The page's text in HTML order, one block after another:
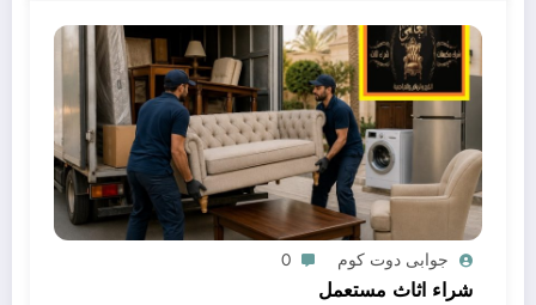
جوابى دوت كوم 0
شراء اثاث مستعمل